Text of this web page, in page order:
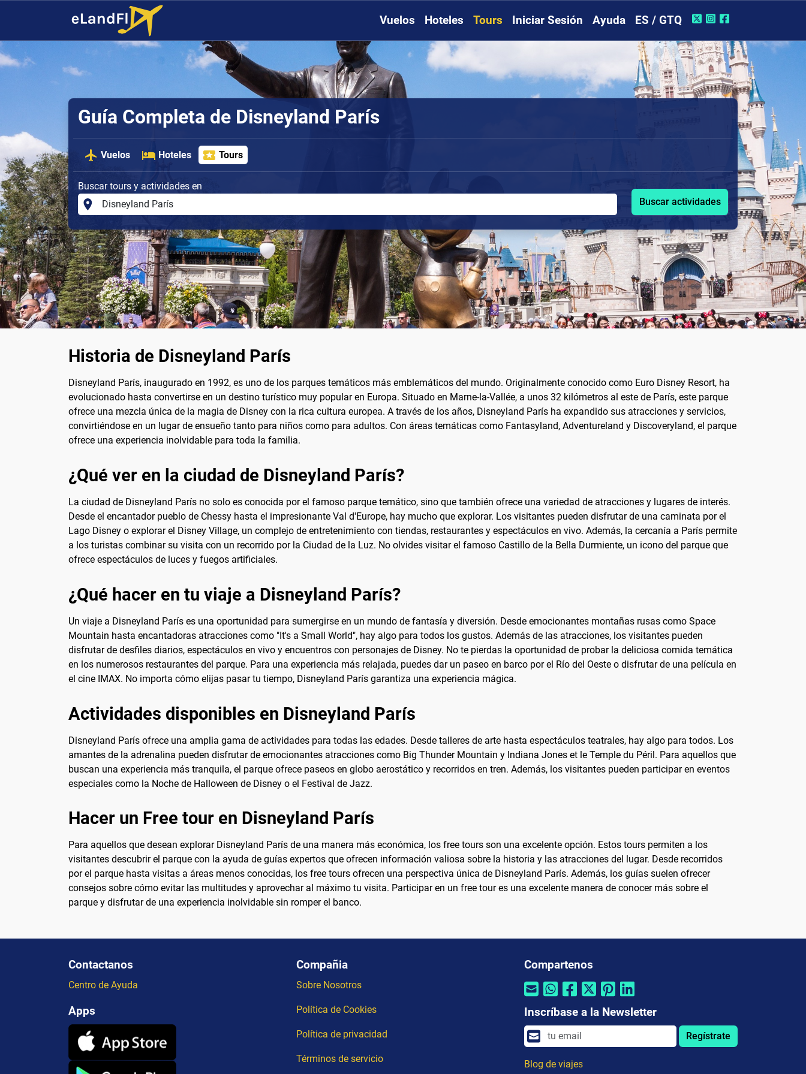
Vuelos Hoteles Tours Iniciar Sesión Ayuda ES / GTQ
Guía Completa de Disneyland París
Vuelos Hoteles Tours
Buscar tours y actividades en
Buscar actividades
Historia de Disneyland París
Disneyland París, inaugurado en 1992, es uno de los parques temáticos más emblemáticos del mundo. Originalmente conocido como Euro Disney Resort, ha
evolucionado hasta convertirse en un destino turístico muy popular en Europa. Situado en Marne-la-Vallée, a unos 32 kilómetros al este de París, este parque
ofrece una mezcla única de la magia de Disney con la rica cultura europea. A través de los años, Disneyland París ha expandido sus atracciones y servicios,
convirtiéndose en un lugar de ensueño tanto para niños como para adultos. Con áreas temáticas como Fantasyland, Adventureland y Discoveryland, el parque
ofrece una experiencia inolvidable para toda la familia.
¿Qué ver en la ciudad de Disneyland París?
La ciudad de Disneyland París no solo es conocida por el famoso parque temático, sino que también ofrece una variedad de atracciones y lugares de interés.
Desde el encantador pueblo de Chessy hasta el impresionante Val d'Europe, hay mucho que explorar. Los visitantes pueden disfrutar de una caminata por el
Lago Disney o explorar el Disney Village, un complejo de entretenimiento con tiendas, restaurantes y espectáculos en vivo. Además, la cercanía a París permite
a los turistas combinar su visita con un recorrido por la Ciudad de la Luz. No olvides visitar el famoso Castillo de la Bella Durmiente, un icono del parque que
ofrece espectáculos de luces y fuegos artificiales.
¿Qué hacer en tu viaje a Disneyland París?
Un viaje a Disneyland París es una oportunidad para sumergirse en un mundo de fantasía y diversión. Desde emocionantes montañas rusas como Space
Mountain hasta encantadoras atracciones como "It's a Small World", hay algo para todos los gustos. Además de las atracciones, los visitantes pueden
disfrutar de desfiles diarios, espectáculos en vivo y encuentros con personajes de Disney. No te pierdas la oportunidad de probar la deliciosa comida temática
en los numerosos restaurantes del parque. Para una experiencia más relajada, puedes dar un paseo en barco por el Río del Oeste o disfrutar de una película en
el cine IMAX. No importa cómo elijas pasar tu tiempo, Disneyland París garantiza una experiencia mágica.
Actividades disponibles en Disneyland París
Disneyland París ofrece una amplia gama de actividades para todas las edades. Desde talleres de arte hasta espectáculos teatrales, hay algo para todos. Los
amantes de la adrenalina pueden disfrutar de emocionantes atracciones como Big Thunder Mountain y Indiana Jones et le Temple du Péril. Para aquellos que
buscan una experiencia más tranquila, el parque ofrece paseos en globo aerostático y recorridos en tren. Además, los visitantes pueden participar en eventos
especiales como la Noche de Halloween de Disney o el Festival de Jazz.
Hacer un Free tour en Disneyland París
Para aquellos que desean explorar Disneyland París de una manera más económica, los free tours son una excelente opción. Estos tours permiten a los
visitantes descubrir el parque con la ayuda de guías expertos que ofrecen información valiosa sobre la historia y las atracciones del lugar. Desde recorridos
por el parque hasta visitas a áreas menos conocidas, los free tours ofrecen una perspectiva única de Disneyland París. Además, los guías suelen ofrecer
consejos sobre cómo evitar las multitudes y aprovechar al máximo tu visita. Participar en un free tour es una excelente manera de conocer más sobre el
parque y disfrutar de una experiencia inolvidable sin romper el banco.
Contactanos
Centro de Ayuda
Apps
Compañia
Sobre Nosotros
Política de Cookies
Política de privacidad
Términos de servicio
Compartenos
Inscríbase a la Newsletter
Regístrate
Blog de viajes